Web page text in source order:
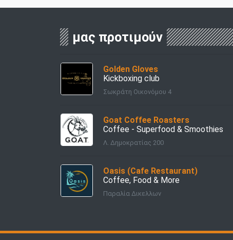
μας προτιμούν
Golden Gloves
Kickboxing club
Σωκράτη Οικονόμου 4
Goat Coffee Roasters
Coffee - Superfood & Smoothies
Λ. Δημοκρατίας 200
Oasis (Cafe Restaurant)
Coffee, Food & More
Παραλία Δικελλων